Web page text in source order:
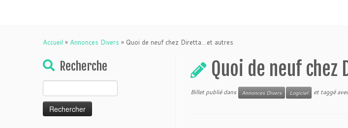
Accueil » Annonces Divers » Quoi de neuf chez Diretta…et autres
Recherche Quoi de neuf
Billet publié dans Annonces Divers Logiciel et taggé